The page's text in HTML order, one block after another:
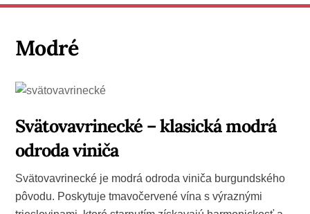
content
Modré
Svätovavrinecké – klasická modrá
odroda viniča
Svätovavrinecké je modrá odroda viniča burgundského
pôvodu. Poskytuje tmavočervené vína s výraznými